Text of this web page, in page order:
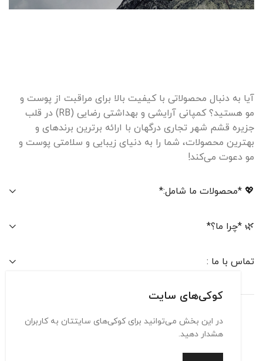
آیا به دنبال محصولاتی با کیفیت بالا برای مراقبت از پوست و
مو هستید؟ کمپانی آرایشی و بهداشتی رضایی (RB) در قلب
جزیره قشم شهر تجاری درگهان با ارائه برترین برندهای و
بهترین محصولات، شما را به دنیای زیبایی و سلامتی پوست و
مو دعوت می‌کند!
💖 *محصولات ما شامل:*
🌿 *چرا ما؟*
تماس با ما :
تماس با ما حریم شخصی شرایط استفاده
کوکی‌های سایت
در این بخش می‌توانید برای کوکی‌های سایتتان به کاربران
هشدار دهید.